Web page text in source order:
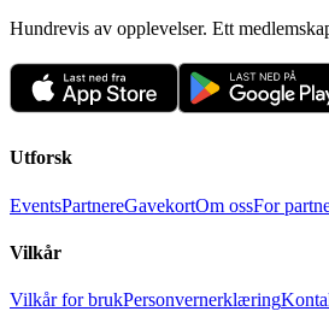
Hundrevis av opplevelser. Ett
Utforsk
EventsPartnereGavekortOm ossFor
Vilkår
Vilkår for brukPersonvernerklæring